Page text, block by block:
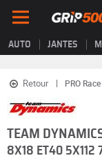
AUTO JANTES
Retour PRO
TEAM
8X18 ET40 5X112